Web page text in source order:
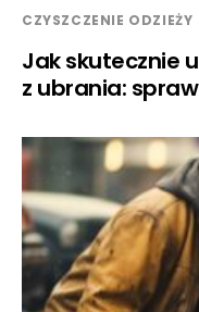
CZYSZCZENIE ODZIEŻY
Jak skutecznie
z ubrania: